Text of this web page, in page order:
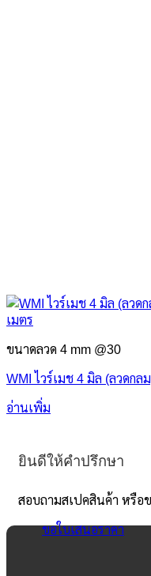
ขนาดลวด 4 mm @30
WMI ไวร์เมช 4 มิล (ลวดก
อ่านเพิ่ม
ยินดีให้คำปรึกษา
สอบถามสเปคสินค้า หรือ
ขอใบเสนอราคา